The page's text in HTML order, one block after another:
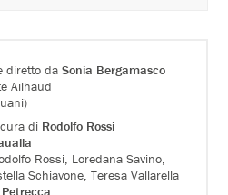
diretto daSonia Bergamasco
Ailhaud
di Rodolfo Rossi
Rossi, Loredana Savino,
Schiavone, Teresa Vallarella